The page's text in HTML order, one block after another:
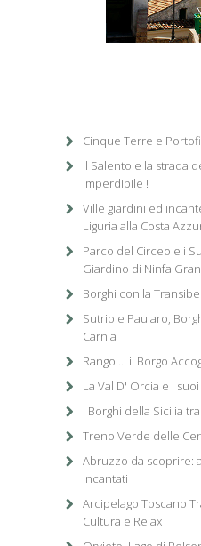
Cinque Terre e
Il Salento e la strada
Imperdibile !
Ville giardini ed
Liguria alla Costa
Parco del Circeo e i
Giardino di Ninfa
Borghi con la
Sutrio e Paularo,
Carnia
Rango ... il Borgo
La Val D' Orcia e i
I Borghi della Sicilia
Treno Verde delle
Abruzzo da scoprire:
incantati
Arcipelago Toscano
Cultura e Relax